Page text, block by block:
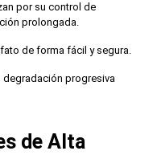
por su control de
prolongada.
de forma fácil y segura.
progresiva
de Alta